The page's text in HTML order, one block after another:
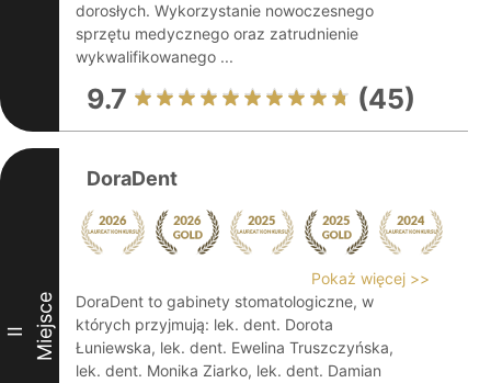
dorosłych. Wykorzystanie nowoczesnego
sprzętu medycznego oraz zatrudnienie
wykwalifikowanego ...
9.7 (45)
II Miejsce
DoraDent
Pokaż więcej >>
DoraDent to gabinety stomatologiczne, w
których przyjmują: lek. dent. Dorota
Łuniewska, lek. dent. Ewelina Truszczyńska,
lek. dent. Monika Ziarko, lek. dent. Damian